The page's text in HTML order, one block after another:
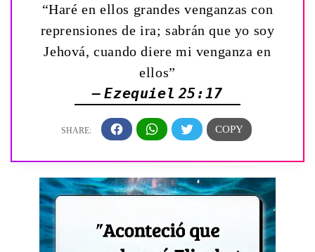
“Haré en ellos grandes venganzas con
reprensiones de ira; sabrán que yo soy
Jehová, cuando diere mi venganza en
ellos”
— Ezequiel 25:17